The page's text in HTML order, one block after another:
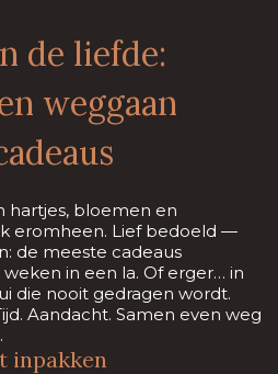
de liefde:
weggaan
hartjes, bloemen en
eromheen. Lief bedoeld —
de meeste cadeaus
in een la. Of erger… in
die nooit gedragen wordt.
Aandacht. Samen even weg
inpakken